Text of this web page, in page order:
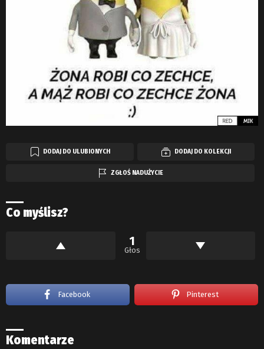
DODAJ DO ULUBIONYCH DODAJ DO KOLEKCJI
ZGŁOŚ NADUŻYCIE
Co myślisz?
1
Głos
Facebook Pinterest
Komentarze